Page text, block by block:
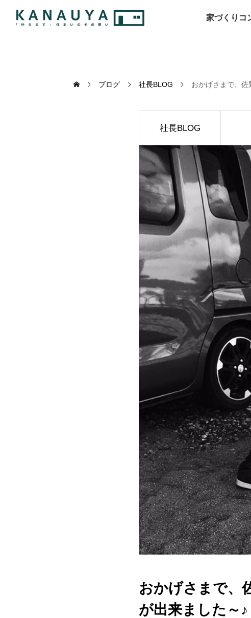
家づくりコ
ブログ 社長BLOG おかげさまで、
社長BLOG
おかげさまで、
が出来ました～♪